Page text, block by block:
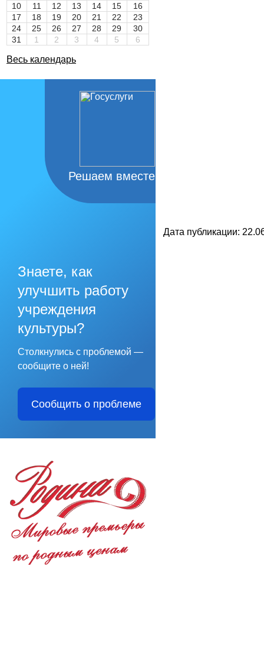
10
11 12 13 14 15
16
17
18 19 20 21 22
23
24
25 26 27 28 29
30
31
1 2 3 4 5 6
Весь календарь
Решаем вместе
Знаете, как
улучшить работу
учреждения
культуры?
Столкнулись с проблемой —
сообщите о ней!
Сообщить о проблеме
Дата публикации: